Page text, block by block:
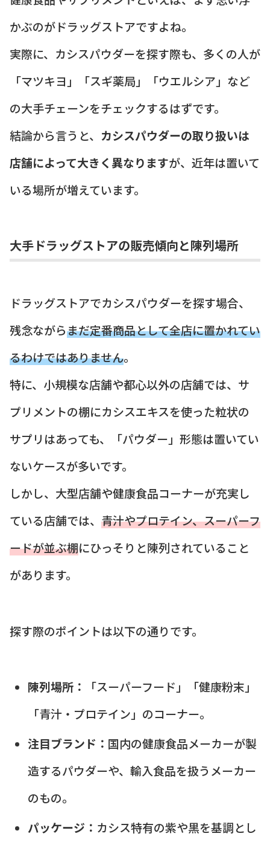
かぶのがドラッグストアですよね。
実際に、カシスパウダーを探す際も、多くの人が
「マツキヨ」「スギ薬局」「ウエルシア」など
の大手チェーンをチェックするはずです。
結論から言うと、 カシスパウダーの取り扱いは
店舗によって大きく異なりますが、近年は置いて
いる場所が増えています。
大手ドラッグストアの販売傾向と陳列場所
ドラッグストアでカシスパウダーを探す場合、
残念ながらまだ定番商品として全店に置かれてい
るわけではありません。
特に、小規模な店舗や都心以外の店舗では、サ
プリメントの棚にカシスエキスを使った粒状の
サプリはあっても、「パウダー」形態は置いてい
ないケースが多いです。
しかし、大型店舗や健康食品コーナーが充実し
ている店舗では、 青汁やプロテイン、スーパーフ
ードが並ぶ棚にひっそりと陳列されていること
があります。
探す際のポイントは以下の通りです。
陳列場所：
「スーパーフード」「健康粉末」
「青汁・プロテイン」のコーナー。
注目ブランド： 国内の健康食品メーカーが製
造するパウダーや、輸入食品を扱うメーカー
のもの。
パッケージ： カシス特有の紫や黒を基調とし